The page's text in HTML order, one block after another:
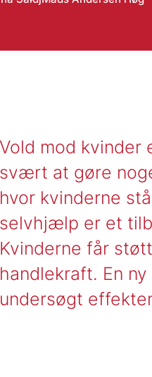
Vold mod
svært at gøre
hvor kvinderne
selvhjælp er et
Kvinderne får
handlekraft. En
undersøgt